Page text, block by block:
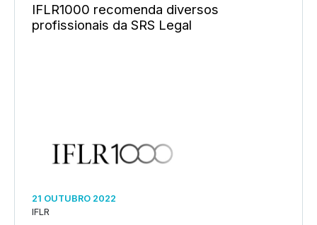
IFLR1000 recomenda diversos
profissionais da SRS Legal
21 OUTUBRO 2022
IFLR